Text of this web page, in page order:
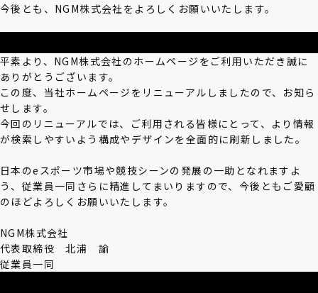
今後とも、NGM株式会社をよろしくお願いいたします。
平素より、NGM株式会社のホームページをご利用いただき誠に
ありがとうございます。
この度、当社ホームページをリニューアルしましたので、お知ら
せします。
今回のリニューアルでは、ご利用される皆様にとって、より情報
が検索しやすいよう構成やデザインを全面的に刷新しました。
日本のeスポーツ市場や競技シーンの発展の一助となれますよ
う、従業員一同さらに精進してまいりますので、今後ともご愛顧
のほどよろしくお願いいたします。
NGM株式会社
代表取締役 北浦 諭
従業員一同